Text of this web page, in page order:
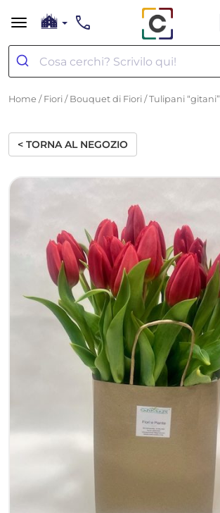
call
Home / Fiori / Bouquet di Fiori / Tulipani “gitani”
< TORNA AL NEGOZIO